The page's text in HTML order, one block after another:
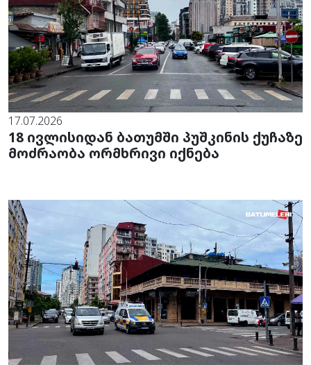
17.07.2026
18 ივლისიდან ბათუმში პუშკინის ქუჩაზე
მოძრაობა ორმხრივი იქნება